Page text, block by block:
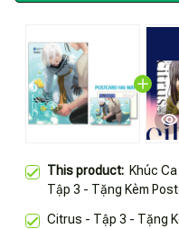
This product: Khúc
Tập 3 - Tặng Kèm
Citrus - Tập 3 - Tặng